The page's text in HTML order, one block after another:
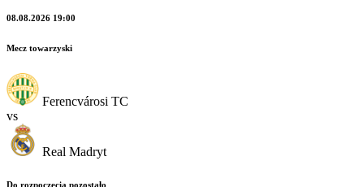
08.08.2026 19:00
Mecz towarzyski
Ferencvárosi TC
vs
Real Madryt
Do rozpoczęcia pozostało